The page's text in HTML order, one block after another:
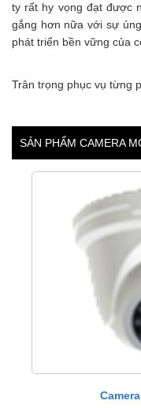
ty rất hy vọng đạt được
gắng hơn nữa với sự
phát triển bền vững của
Với
Trân trọng phục vụ từng
SẢN PHẨM CAMERA